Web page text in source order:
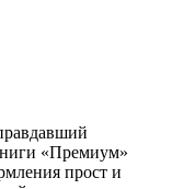
«Премиум»
прост и